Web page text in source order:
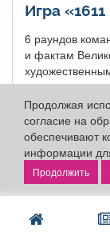
Игра
6 раундов
и фактам
начало
10:00
времени»
К 225-летию
Продолжая
согласие на
обеспечивают
информации